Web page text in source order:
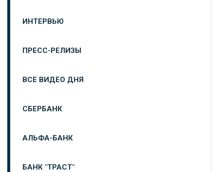
ИНТЕРВЬЮ
ПРЕСС-РЕЛИЗЫ
ВСЕ ВИДЕО ДНЯ
СБЕРБАНК
АЛЬФА-БАНК
БАНК "ТРАСТ"